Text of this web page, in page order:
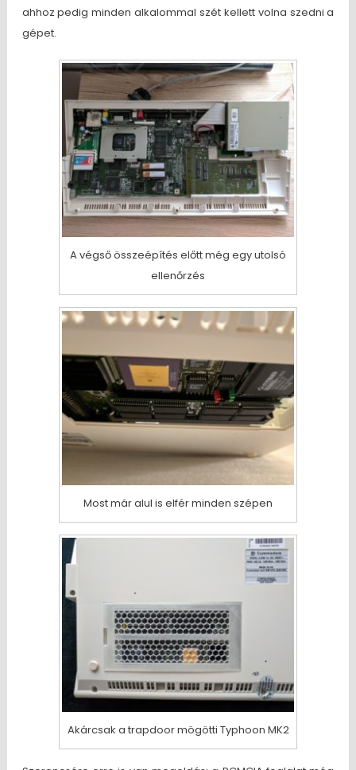
ahhoz pedig minden alkalommal szét kellett volna szedni a
gépet.
A végső összeépítés előtt még egy utolsó
ellenőrzés
Most már alul is elfér minden szépen
Akárcsak a trapdoor mögötti Typhoon MK2